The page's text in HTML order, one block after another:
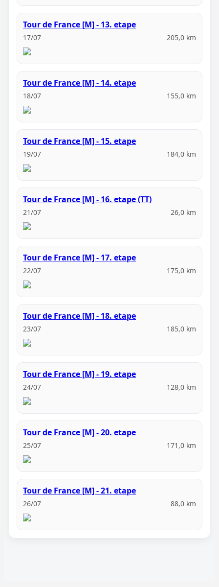
Tour de France [M] - 13. etape
17/07 205,0 km
Tour de France [M] - 14. etape
18/07 155,0 km
Tour de France [M] - 15. etape
19/07 184,0 km
Tour de France [M] - 16. etape (TT)
21/07 26,0 km
Tour de France [M] - 17. etape
22/07 175,0 km
Tour de France [M] - 18. etape
23/07 185,0 km
Tour de France [M] - 19. etape
24/07 128,0 km
Tour de France [M] - 20. etape
25/07 171,0 km
Tour de France [M] - 21. etape
26/07 88,0 km